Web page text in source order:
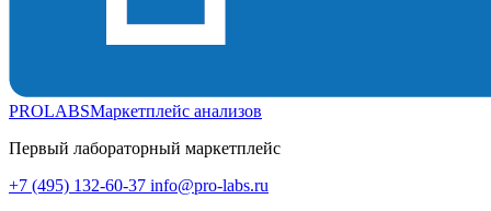
PROLABSМаркетплейс анализов
Первый лабораторный маркетплейс
+7 (495) 132-60-37 info@pro-labs.ru